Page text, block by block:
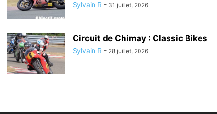
Sylvain R - 31 juillet, 2026
Circuit de Chimay : Classic Bikes
Sylvain R - 28 juillet, 2026